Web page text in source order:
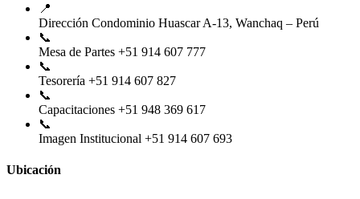
📍
Dirección Condominio Huascar A-13, Wanchaq – Perú
📞
Mesa de Partes +51 914 607 777
📞
Tesorería +51 914 607 827
📞
Capacitaciones +51 948 369 617
📞
Imagen Institucional +51 914 607 693
Ubicación